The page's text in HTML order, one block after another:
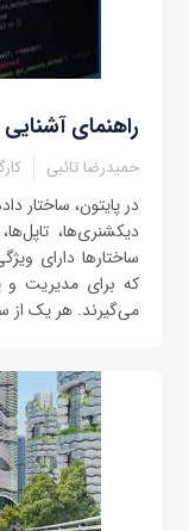
راهنمای
حمیدرضا تائبی
در پایتون، ساختار
دیکشنری‌ها،
ساختارها دارای
که برای مدیریت و
می‌گیرند. هر یک از